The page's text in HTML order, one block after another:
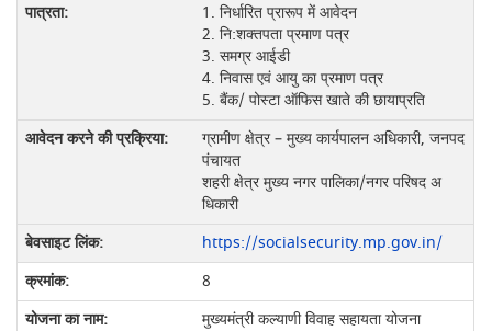
1. निर्धारित प्रारूप में आवेदन
2. नि:शक्तपता प्रमाण पत्र
3. समग्र आईडी
4. निवास एवं आयु का प्रमाण पत्र
5. बैंक/ पोस्टा ऑफिस खाते की छायाप्रति
ग्रामीण क्षेत्र – मुख्य कार्यपालन अधिकारी, जनपद
पंचायत
शहरी क्षेत्र मुख्य नगर पालिका/नगर परिषद अ
धिकारी
https://socialsecurity.mp.gov.in/
8
मुख्‍यमंत्री कल्‍याणी विवाह सहायता योजना